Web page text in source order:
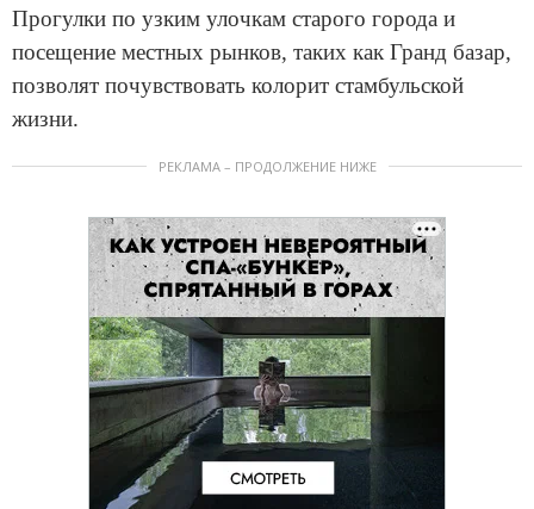
Прогулки по узким улочкам старого города и
посещение местных рынков, таких как Гранд базар,
позволят почувствовать колорит стамбульской
жизни.
РЕКЛАМА – ПРОДОЛЖЕНИЕ НИЖЕ